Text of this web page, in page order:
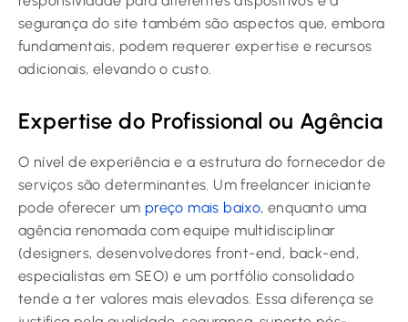
segurança do site também são aspectos que, embora
fundamentais, podem requerer expertise e recursos
adicionais, elevando o custo.
Expertise do Profissional ou Agência
O nível de experiência e a estrutura do fornecedor de
serviços são determinantes. Um freelancer iniciante
pode oferecer um preço mais baixo, enquanto uma
agência renomada com equipe multidisciplinar
(designers, desenvolvedores front-end, back-end,
especialistas em SEO) e um portfólio consolidado
tende a ter valores mais elevados. Essa diferença se